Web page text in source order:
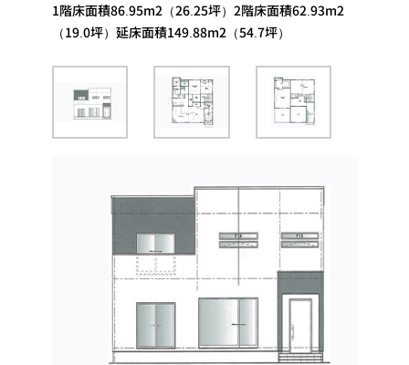
1階床面積86.95m2（26.25坪）2階床面積62.93m2
（19.0坪）延床面積149.88m2（54.7坪）